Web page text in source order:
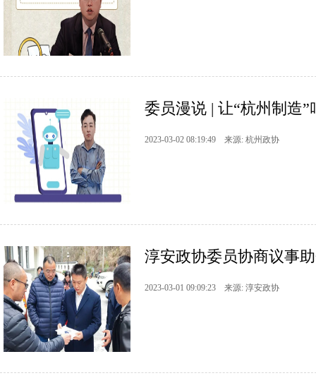
委员漫说 | 让“杭州制造
2023-03-02 08:19:49 来源: 杭州政协
淳安政协委员协商议事
2023-03-01 09:09:23 来源: 淳安政协